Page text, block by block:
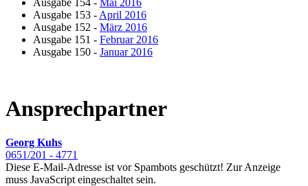
Ausgabe 153 - April 2016
Ausgabe 152 - März 2016
Ausgabe 151 - Februar 2016
Ausgabe 150 - Januar 2016
Ansprechpartner
Georg Kuhs
0651/201 - 4771
Diese E-Mail-Adresse ist vor Spambots geschützt! Zur Anzeige
muss JavaScript eingeschaltet sein.